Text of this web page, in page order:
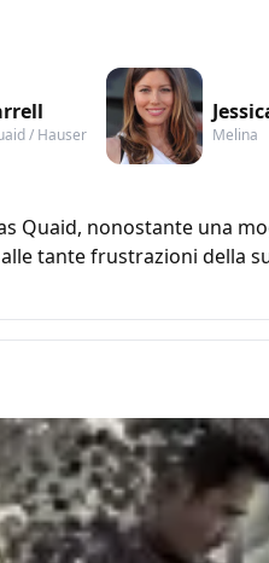
/ Hauser Melina
Quaid, nonostante una
tante frustrazioni della